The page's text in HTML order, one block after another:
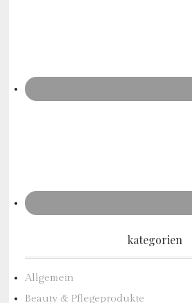
kategorien
Allgemein
Beauty & Pflegeprodukte